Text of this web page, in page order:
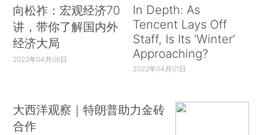
向松祚：宏观经济70
讲，带你了解国内外
经济大局
2022年04月06日
In Depth: As
Tencent Lays Off
Staff, Is Its ‘Winter’
Approaching?
2022年04月01日
大西洋观察｜特朗普助力金砖
合作